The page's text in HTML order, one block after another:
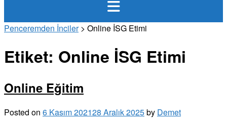
Penceremden İnciler> Online İSG Etimi
Etiket: Online İSG Etimi
Online Eğitim
Posted on 6 Kasım 202128 Aralık 2025by Demet